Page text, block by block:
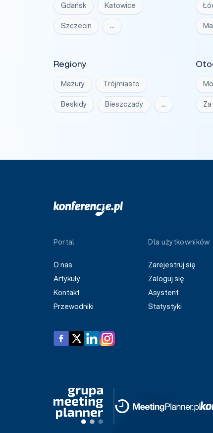
Gdańsk Katowice
Szczecin …
Regiony
Mazury Trójmiasto
Beskidy Bieszczady …
Portal
O nas
Artykuły
Kontakt
Przewodniki
Dla użytkowników
Zarejestruj się
Zaloguj się
Asystent
Statystyki